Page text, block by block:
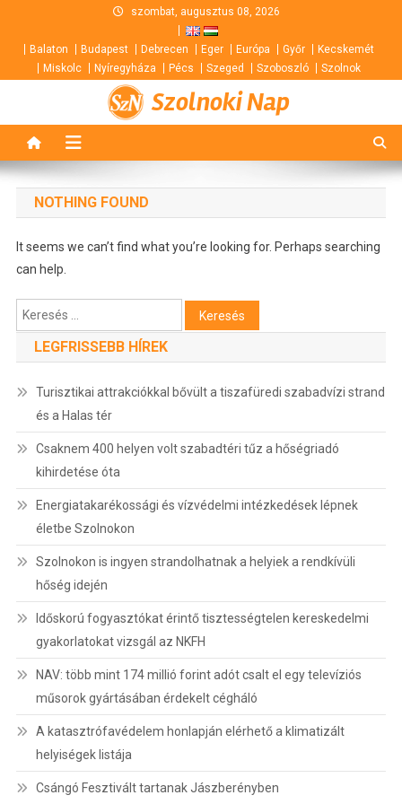
content
szombat, augusztus 08, 2026
Balaton Budapest Debrecen Eger Európa Győr
Kecskemét
Miskolc
Nyíregyháza Pécs Szeged Szoboszló Szolnok
Szolnoki Nap
NOTHING FOUND
It seems we can’t find what you’re looking for. Perhaps searching
can help.
Keresés:
LEGFRISSEBB HÍREK
Turisztikai attrakciókkal bővült a tiszafüredi szabadvízi strand
és a Halas tér
Csaknem 400 helyen volt szabadtéri tűz a hőségriadó
kihirdetése óta
Energiatakarékossági és vízvédelmi intézkedések lépnek
életbe Szolnokon
Szolnokon is ingyen strandolhatnak a helyiek a rendkívüli
hőség idején
Időskorú fogyasztókat érintő tisztességtelen kereskedelmi
gyakorlatokat vizsgál az NKFH
NAV: több mint 174 millió forint adót csalt el egy televíziós
műsorok gyártásában érdekelt cégháló
A katasztrófavédelem honlapján elérhető a klimatizált
helyiségek listája
Csángó Fesztivált tartanak Jászberényben